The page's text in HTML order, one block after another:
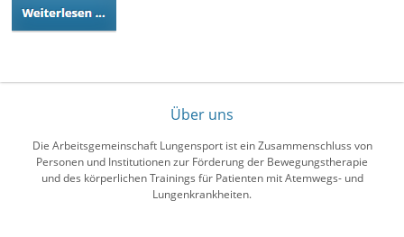
Über uns
Die Arbeitsgemeinschaft Lungensport ist ein Zusammenschluss von
Personen und Institutionen zur Förderung der Bewegungstherapie
und des körperlichen Trainings für Patienten mit Atemwegs- und
Lungenkrankheiten.